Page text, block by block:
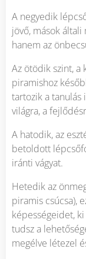
A negyedik
jövő, mások
hanem az
Az ötödik szint, a
piramishoz
tartozik a tanulás
világra, a
A hatodik, az
betoldott
iránti vágyat.
Hetedik az
piramis csúcsa),
képességeidet,
tudsz a
megélve létezel